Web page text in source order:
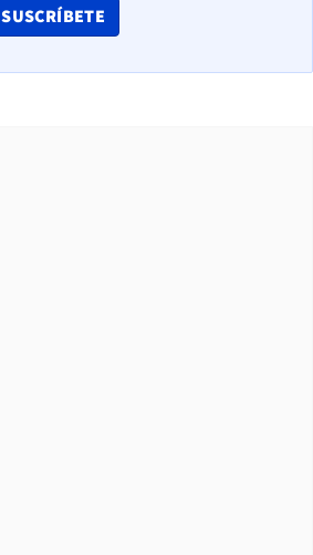
SUSCRÍBETE
OPENS IN NEW WINDOW